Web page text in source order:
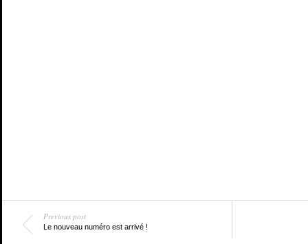
Previous post
Le nouveau numéro est arrivé !